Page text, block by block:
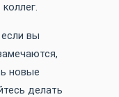
вы
новые
делать